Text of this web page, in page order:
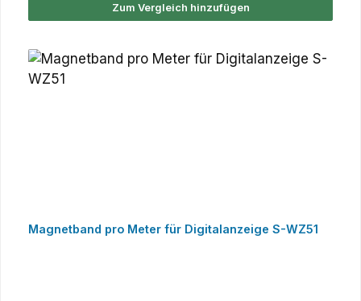
Zum Vergleich hinzufügen
Magnetband pro Meter für Digitalanzeige S-WZ51